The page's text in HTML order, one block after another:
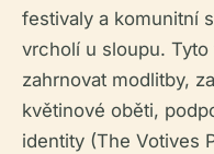
festivaly a komunitní
vrcholí u sloupu.
zahrnovat modlitby,
květinové oběti,
identity (The Votives